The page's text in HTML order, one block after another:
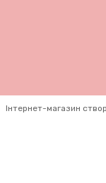
Інтернет-магазин